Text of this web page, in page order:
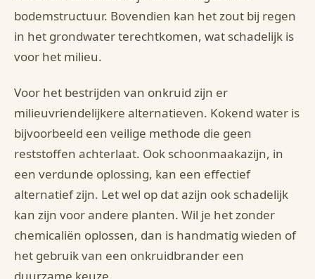
bodemstructuur. Bovendien kan het zout bij regen
in het grondwater terechtkomen, wat schadelijk is
voor het milieu.
Voor het bestrijden van onkruid zijn er
milieuvriendelijkere alternatieven. Kokend water is
bijvoorbeeld een veilige methode die geen
reststoffen achterlaat. Ook schoonmaakazijn, in
een verdunde oplossing, kan een effectief
alternatief zijn. Let wel op dat azijn ook schadelijk
kan zijn voor andere planten. Wil je het zonder
chemicaliën oplossen, dan is handmatig wieden of
het gebruik van een onkruidbrander een